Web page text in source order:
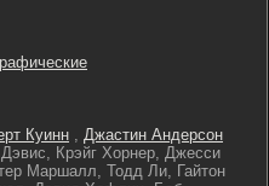
Куинн , Джастин Андерсон
Крэйг Хорнер, Джесси
Маршалл, Тодд Ли, Гайтон